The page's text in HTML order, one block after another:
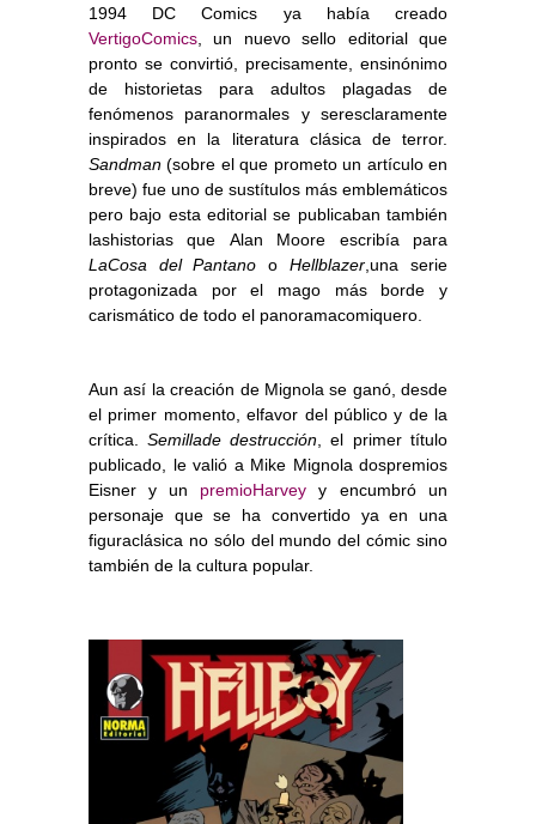
1994 DC Comics ya había creado
VertigoComics, un nuevo sello editorial que
pronto se convirtió, precisamente, ensinónimo
de historietas para adultos plagadas de
fenómenos paranormales y seresclaramente
inspirados en la literatura clásica de terror.
Sandman (sobre el que prometo un artículo en
breve) fue uno de sustítulos más emblemáticos
pero bajo esta editorial se publicaban también
lashistorias que Alan Moore escribía para
LaCosa del Pantano o Hellblazer,una serie
protagonizada por el mago más borde y
carismático de todo el panoramacomiquero.
Aun así la creación de Mignola se ganó, desde
el primer momento, elfavor del público y de la
crítica. Semillade destrucción, el primer título
publicado, le valió a Mike Mignola dospremios
Eisner y un premioHarvey y encumbró un
personaje que se ha convertido ya en una
figuraclásica no sólo del mundo del cómic sino
también de la cultura popular.